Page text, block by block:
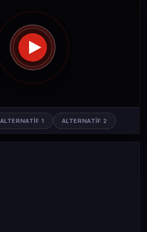
ALTERNATIF 1 ALTERNATIF 2